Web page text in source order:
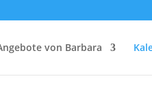
von Barbara